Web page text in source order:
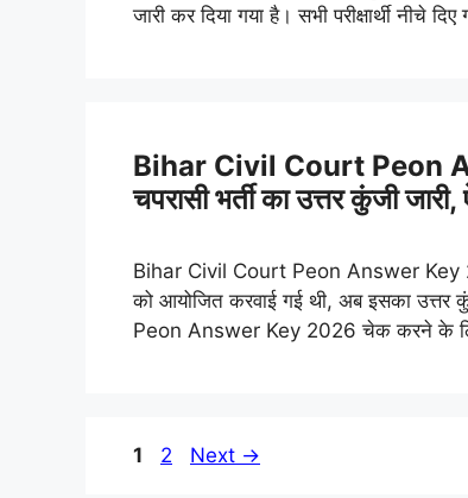
जारी कर दिया गया है। सभी परीक्षार्थी नीचे
Bihar Civil Court Peon
चपरासी भर्ती का उत्तर कुंजी
Bihar Civil Court Peon Answer Key
को आयोजित करवाई गई थी, अब इसका
Peon Answer Key 2026 चेक करने के
Page
1 Page
2 Next →